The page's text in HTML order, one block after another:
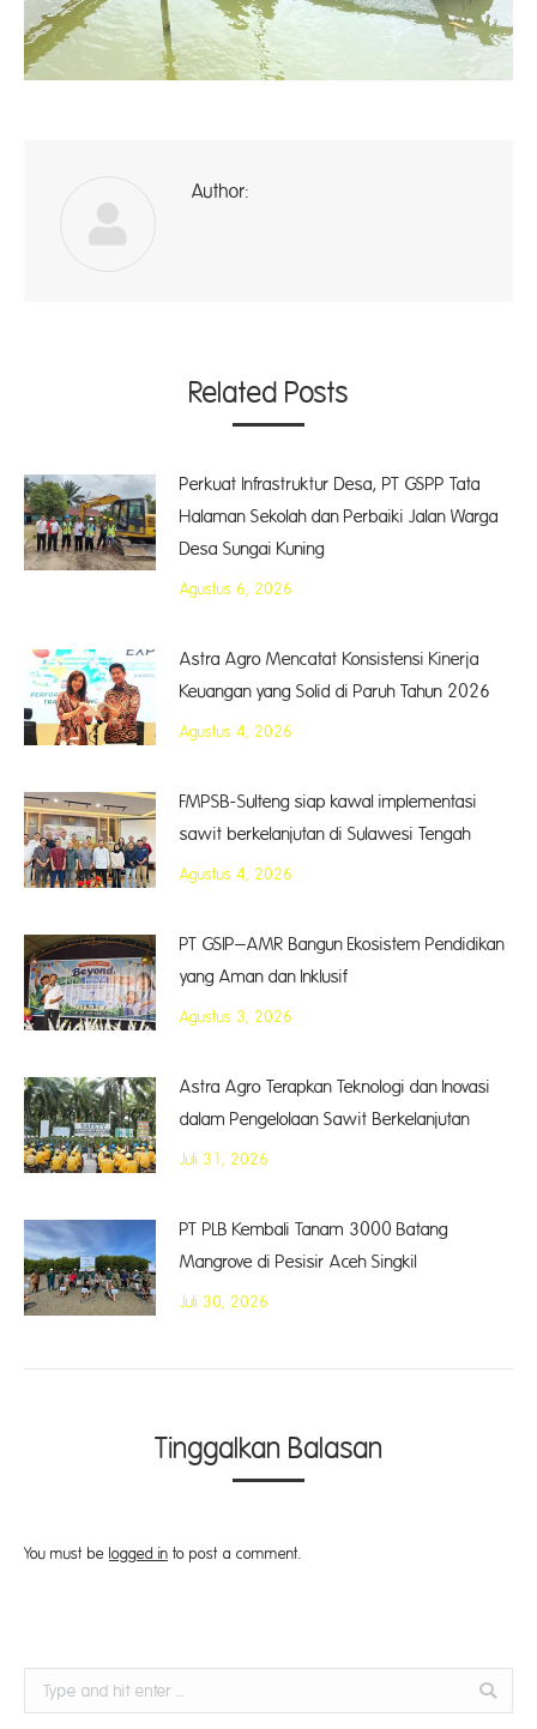
Author:
Related Posts
Perkuat Infrastruktur Desa, PT GSPP Tata
Halaman Sekolah dan Perbaiki Jalan Warga
Desa Sungai Kuning
Agustus 6, 2026
Astra Agro Mencatat Konsistensi Kinerja
Keuangan yang Solid di Paruh Tahun 2026
Agustus 4, 2026
FMPSB-Sulteng siap kawal implementasi
sawit berkelanjutan di Sulawesi Tengah
Agustus 4, 2026
PT GSIP–AMR Bangun Ekosistem Pendidikan
yang Aman dan Inklusif
Agustus 3, 2026
Astra Agro Terapkan Teknologi dan Inovasi
dalam Pengelolaan Sawit Berkelanjutan
Juli 31, 2026
PT PLB Kembali Tanam 3000 Batang
Mangrove di Pesisir Aceh Singkil
Juli 30, 2026
Tinggalkan Balasan
You must be logged in to post a comment.
Search: